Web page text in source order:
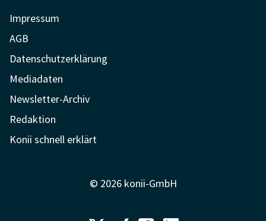
Impressum
AGB
Datenschutzerklärung
Mediadaten
Newsletter-Archiv
Redaktion
Konii schnell erklärt
© 2026 konii-GmbH